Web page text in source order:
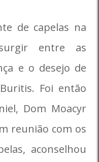
de capelas na
entre as
e o desejo de
Foi então
Dom Moacyr
reunião com os
aconselhou